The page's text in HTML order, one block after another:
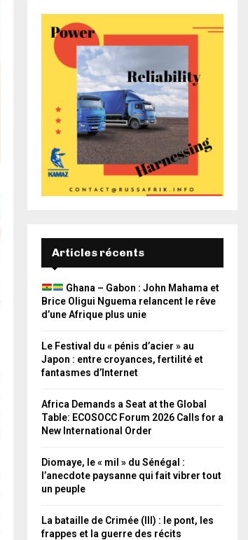
Articles récents
Ghana – Gabon : John Mahama et
Brice Oligui Nguema relancent le rêve
d’une Afrique plus unie
Le Festival du « pénis d’acier » au
Japon : entre croyances, fertilité et
fantasmes d’Internet
Africa Demands a Seat at the Global
Table: ECOSOCC Forum 2026 Calls for a
New International Order
Diomaye, le « mil » du Sénégal :
l’anecdote paysanne qui fait vibrer tout
un peuple
La bataille de Crimée (III) : le pont, les
frappes et la guerre des récits